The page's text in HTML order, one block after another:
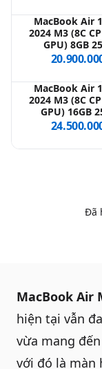
MacBook Air
2024 M3 (8C
GPU) 8GB
MacBook Air
2024 M3 (8C
GPU) 16GB
Đã
MacBook Air
hiện tại vẫn
vừa mang
với đó là màn